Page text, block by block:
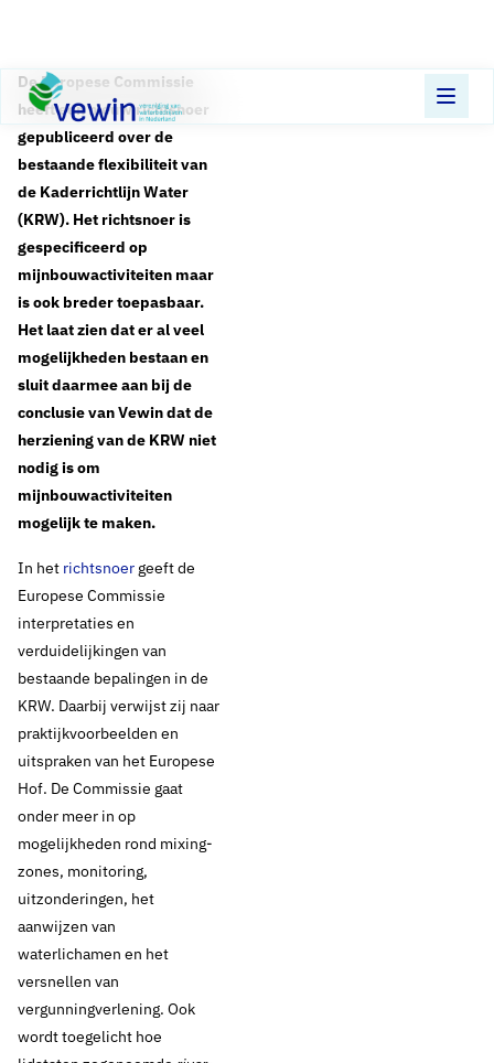
Direct naar content
Terug naar de startpagina
De Europese Commissie
heeft een nieuw richtsnoer
gepubliceerd over de
bestaande flexibiliteit van
de Kaderrichtlijn Water
(KRW). Het richtsnoer is
gespecificeerd op
mijnbouwactiviteiten maar
is ook breder toepasbaar.
Het laat zien dat er al veel
mogelijkheden bestaan en
sluit daarmee aan bij de
conclusie van Vewin dat de
herziening van de KRW niet
nodig is om
mijnbouwactiviteiten
mogelijk te maken.
In het richtsnoer geeft de
Europese Commissie
interpretaties en
verduidelijkingen van
bestaande bepalingen in de
KRW. Daarbij verwijst zij naar
praktijkvoorbeelden en
uitspraken van het Europese
Hof. De Commissie gaat
onder meer in op
mogelijkheden rond mixing-
zones, monitoring,
uitzonderingen, het
aanwijzen van
waterlichamen en het
versnellen van
vergunningverlening. Ook
wordt toegelicht hoe